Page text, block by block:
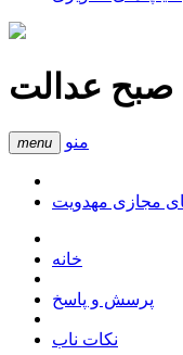
صبح عدالت
menu منو
مجازی مهدویت
خانه
پرسش و پاسخ
نکات ناب